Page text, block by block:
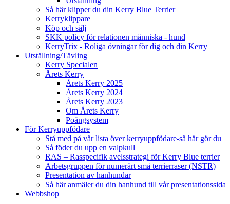
Så här klipper du din Kerry Blue Terrier
Kerryklippare
Köp och sälj
SKK policy för relationen människa - hund
KerryTrix - Roliga övningar för dig och din Kerry
Utställning/Tävling
Kerry Specialen
Årets Kerry
Årets Kerry 2025
Årets Kerry 2024
Årets Kerry 2023
Om Årets Kerry
Poängsystem
För Kerryuppfödare
Stå med på vår lista över kerryuppfödare-så här gör du
Så föder du upp en valpkull
RAS – Rasspecifik avelsstrategi för Kerry Blue terrier
Arbetsgruppen för numerärt små terrierraser (NSTR)
Presentation av hanhundar
Så här anmäler du din hanhund till vår presentationssida
Webbshop